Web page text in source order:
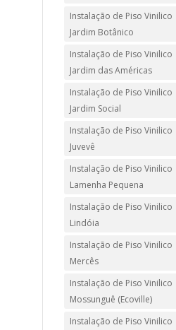
Instalação de Piso Vinilico
Jardim Botânico
Instalação de Piso Vinilico
Jardim das Américas
Instalação de Piso Vinilico
Jardim Social
Instalação de Piso Vinilico
Juvevê
Instalação de Piso Vinilico
Lamenha Pequena
Instalação de Piso Vinilico
Lindóia
Instalação de Piso Vinilico
Mercês
Instalação de Piso Vinilico
Mossunguê (Ecoville)
Instalação de Piso Vinilico